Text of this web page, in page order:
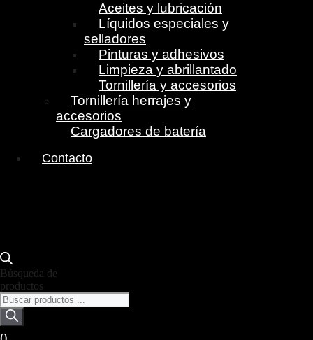
Aceites y lubricación
Líquidos especiales y
selladores
Pinturas y adhesivos
Limpieza y abrillantado
Tornillería y accesorios
Tornillería herrajes y
accesorios
Cargadores de batería
Contacto
Búsqueda de
productos